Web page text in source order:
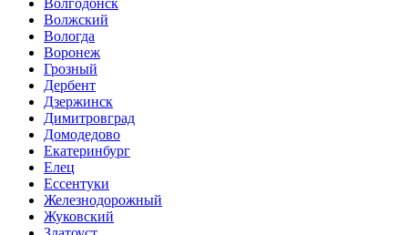
Волжский
Вологда
Воронеж
Грозный
Дербент
Дзержинск
Димитровград
Домодедово
Екатеринбург
Елец
Ессентуки
Железнодорожный
Жуковский